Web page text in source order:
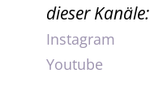
dieser Kanäle:
Instagram
Youtube